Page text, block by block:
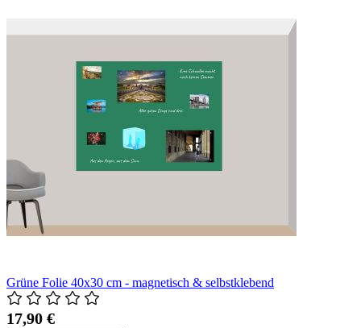
Grüne Folie 40x30 cm - magnetisch & selbstklebend
17,90 €